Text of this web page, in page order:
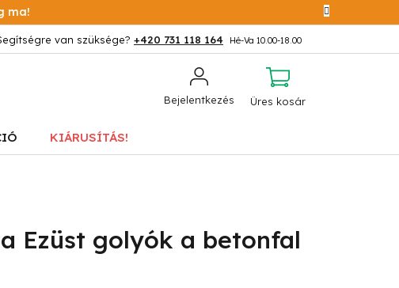
ma!
+420 731 118 164
Bejelentkezés KOSÁR
Üres kosár
KIÁRUSÍTÁS!
Ezüst golyók a betonfal